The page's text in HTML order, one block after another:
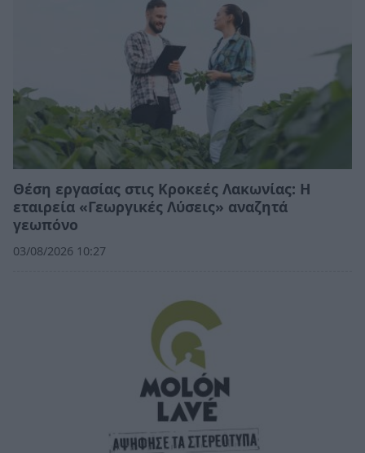
Θέση εργασίας στις Κροκεές Λακωνίας: Η
εταιρεία «Γεωργικές Λύσεις» αναζητά
γεωπόνο
03/08/2026 10:27